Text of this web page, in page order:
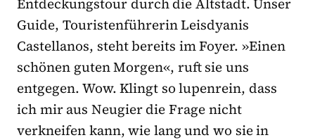
Guide, Touristenführerin Leisdyanis
Castellanos, steht bereits im Foyer. »Einen
schönen guten Morgen«, ruft sie uns
entgegen. Wow. Klingt so lupenrein, dass
ich mir aus Neugier die Frage nicht
verkneifen kann, wie lang und wo sie in